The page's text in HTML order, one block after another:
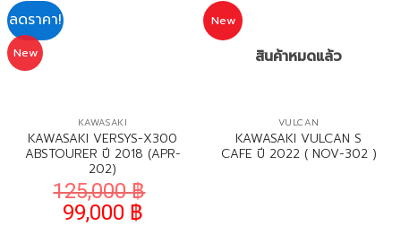
ลดราคา!
New
KAWASAKI
KAWASAKI VERSYS-X300
ABSTOURER ปี 2018 (APR-
202)
125,000฿
99,000 ฿
New
สินค้าหมดแล้ว
VULCAN
KAWASAKI VULCAN S
CAFE ปี 2022 ( NOV-302 )